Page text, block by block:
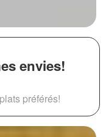
envies!
préférés!